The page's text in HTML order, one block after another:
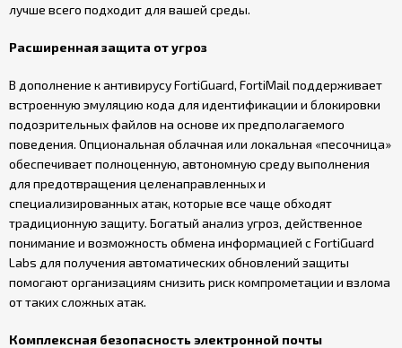
лучше всего подходит для вашей среды.
Расширенная защита от угроз
В дополнение к антивирусу FortiGuard, FortiMail поддерживает
встроенную эмуляцию кода для идентификации и блокировки
подозрительных файлов на основе их предполагаемого
поведения. Опциональная облачная или локальная «песочница»
обеспечивает полноценную, автономную среду выполнения
для предотвращения целенаправленных и
специализированных атак, которые все чаще обходят
традиционную защиту. Богатый анализ угроз, действенное
понимание и возможность обмена информацией с FortiGuard
Labs для получения автоматических обновлений защиты
помогают организациям снизить риск компрометации и взлома
от таких сложных атак.
Комплексная безопасность электронной почты